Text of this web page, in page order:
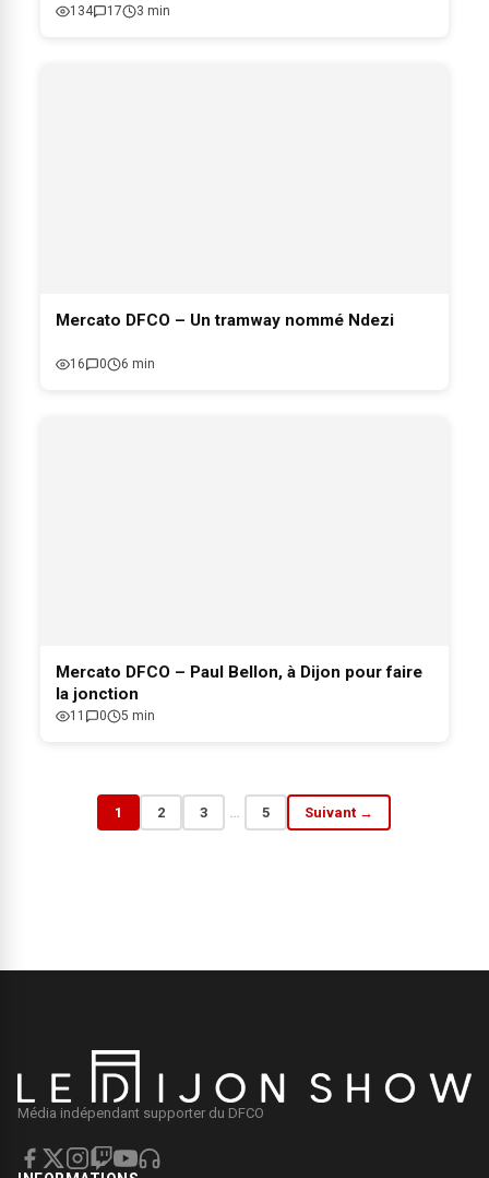
134 17 3 min
Mercato DFCO – Un tramway nommé Ndezi
16 0 6 min
Mercato DFCO – Paul Bellon, à Dijon pour faire
la jonction
11 0 5 min
1 2 3 … 5 Suivant →
Média indépendant supporter du DFCO